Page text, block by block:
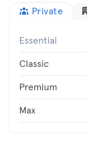
Private
Essential
Classic
Premium
Max